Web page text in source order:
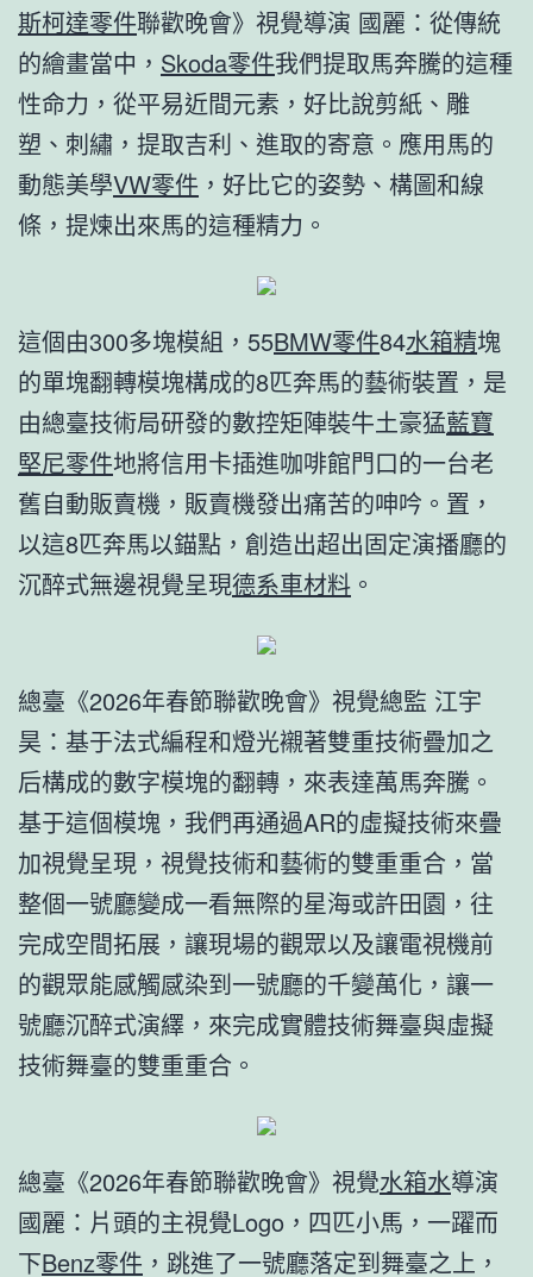
斯柯達零件聯歡晚會》視覺導演 國麗：從傳統
的繪畫當中， Skoda零件我們提取馬奔騰的這種
性命力，從平易近間元素，好比說剪紙、雕
塑、刺繡，提取吉利、進取的寄意。應用馬的
動態美學VW零件 ，好比它的姿勢、構圖和線
條，提煉出來馬的這種精力。
這個由300多塊模組，55BMW零件84水箱精塊
的單塊翻轉模塊構成的8匹奔馬的藝術裝置，是
由總臺技術局研發的數控矩陣裝牛土豪猛藍寶
堅尼零件地將信用卡插進咖啡館門口的一台老
舊自動販賣機，販賣機發出痛苦的呻吟。置，
以這8匹奔馬以錨點，創造出超出固定演播廳的
沉醉式無邊視覺呈現德系車材料 。
總臺《2026年春節聯歡晚會》視覺總監 江宇
昊：基于法式編程和燈光襯著雙重技術疊加之
后構成的數字模塊的翻轉，來表達萬馬奔騰。
基于這個模塊，我們再通過AR的虛擬技術來疊
加視覺呈現，視覺技術和藝術的雙重重合，當
整個一號廳變成一看無際的星海或許田園，往
完成空間拓展，讓現場的觀眾以及讓電視機前
的觀眾能感觸感染到一號廳的千變萬化，讓一
號廳沉醉式演繹，來完成實體技術舞臺與虛擬
技術舞臺的雙重重合。
總臺《2026年春節聯歡晚會》視覺水箱水導演
國麗：片頭的主視覺Logo，四匹小馬，一躍而
下Benz零件 ，跳進了一號廳落定到舞臺之上，